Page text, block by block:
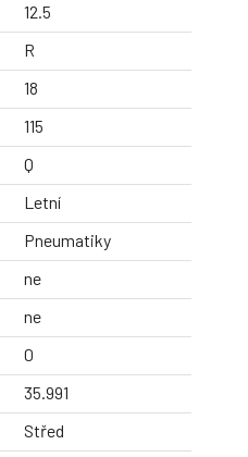
12.5
R
18
115
Q
Letní
Pneumatiky
ne
ne
0
35.991
Střed